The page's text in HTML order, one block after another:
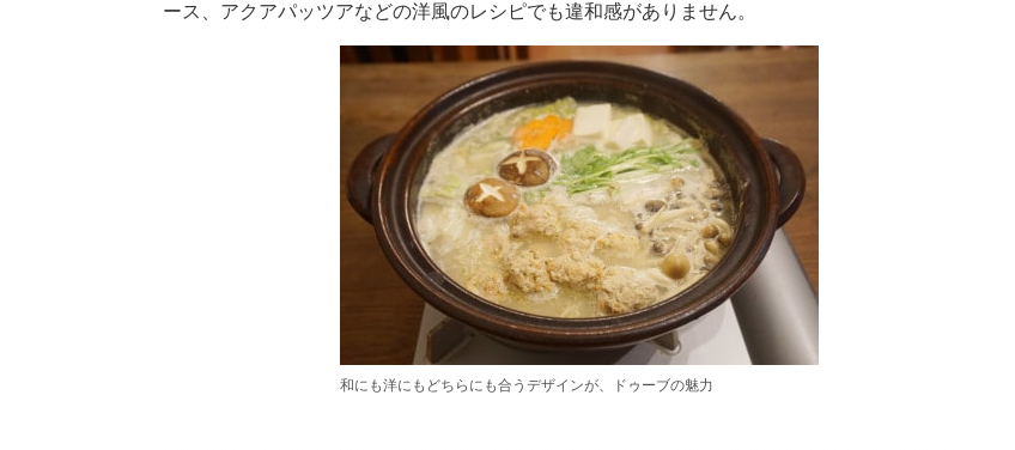
ース、アクアパッツアなどの洋風のレシピでも違和感がありません。
和にも洋にもどちらにも合うデザインが、ドゥーブの魅力